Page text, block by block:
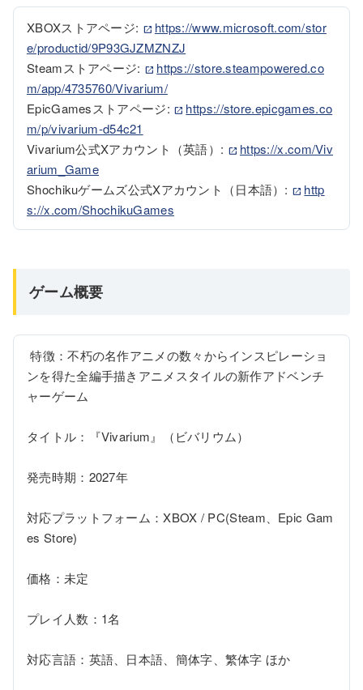
XBOXストアページ:
https://www.microsoft.com/stor
e/productid/9P93GJZMZNZJ
Steamストアページ:
https://store.steampowered.co
m/app/4735760/Vivarium/
EpicGamesストアページ:
https://store.epicgames.co
m/p/vivarium-d54c21
Vivarium公式Xアカウント（英語）:
https://x.com/Viv
arium_Game
Shochikuゲームズ公式Xアカウント（日本語）:
http
s://x.com/ShochikuGames
ゲーム概要
特徴：不朽の名作アニメの数々からインスピレーショ
ンを得た全編手描きアニメスタイルの新作アドベンチ
ャーゲーム
タイトル：『Vivarium』（ビバリウム）
発売時期：2027年
対応プラットフォーム：XBOX / PC(Steam、Epic Gam
es Store)
価格：未定
プレイ人数：1名
対応言語：英語、日本語、簡体字、繁体字 ほか